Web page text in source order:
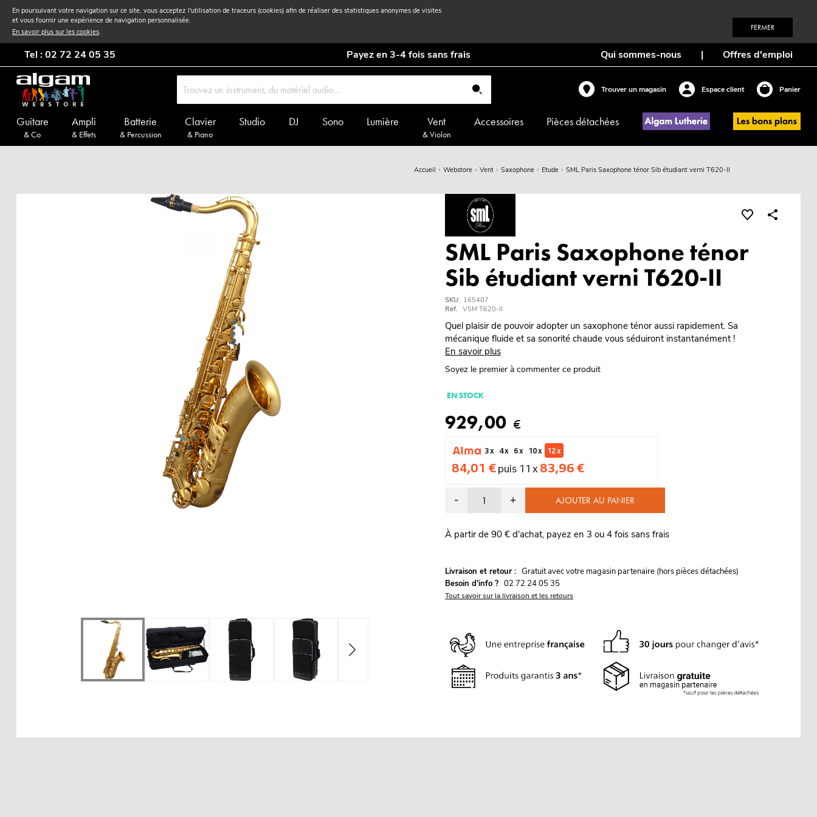
En poursuivant votre navigation sur ce site, vous acceptez l'utilisation de traceurs (cookies) afin de réaliser des statistiques anonymes de visites
et vous fournir une expérience de navigation personnalisée.
En savoir plus sur les cookies. FERMER
Tel : 02 72 24 05 35 Payez en 3-4 fois sans frais Qui sommes-nous | Offres d'emploi
Trouver un magasin Espace client Panier
Guitare
& Co
Ampli
& Effets
Batterie
& Percussion
Clavier
& Piano
Studio DJ Sono Lumière Vent
& Violon
Accessoires Pièces détachées
Accueil Webstore Vent Saxophone Etude SML Paris Saxophone ténor Sib étudiant verni T620-II
SML Paris Saxophone ténor
Sib étudiant verni T620-II
SKU 165407
Ref. VSM T620-II
Quel plaisir de pouvoir adopter un saxophone ténor aussi rapidement. Sa
mécanique fluide et sa sonorité chaude vous séduiront instantanément !
En savoir plus
Soyez le premier à commenter ce produit
EN STOCK
929,00 €
3 x 4 x 6 x 10 x 12 x
84,01 €puis 11 x 83,96 €
- + AJOUTER AU PANIER
À partir de 90 € d'achat, payez en 3 ou 4 fois sans frais
Livraison et retour : Gratuit avec votre magasin partenaire (hors pièces détachées)
Besoin d'info ? 02 72 24 05 35
Tout savoir sur la livraison et les retours